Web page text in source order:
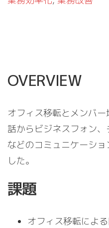
OVERVIEW
オフィス移転とメンバ
話からビジネスフォン
などのコミュニケーシ
した。
課題
オフィス移転によ